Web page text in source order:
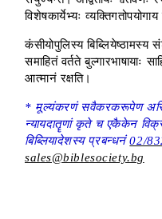
विशेषकार्येभ्यः
कंसीयोपुलिस्य
समाहितं वर्तते बुल्गारभाषायाः
आत्मानं रक्षति।
* मूल्यंकरणं सवैकरकरूपेण
न्यायदातॄणां कृते च एकैकेन
बिब्लियादेशस्य प्रबन्धनं02/
sales@biblesociety.bg